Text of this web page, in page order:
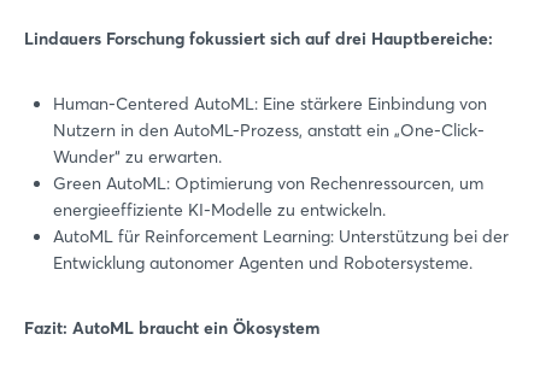
Lindauers Forschung fokussiert sich auf drei Hauptbereiche:
Human-Centered AutoML: Eine stärkere Einbindung von
Nutzern in den AutoML-Prozess, anstatt ein „One-Click-
Wunder“ zu erwarten.
Green AutoML: Optimierung von Rechenressourcen, um
energieeffiziente KI-Modelle zu entwickeln.
AutoML für Reinforcement Learning: Unterstützung bei der
Entwicklung autonomer Agenten und Robotersysteme.
Fazit: AutoML braucht ein Ökosystem